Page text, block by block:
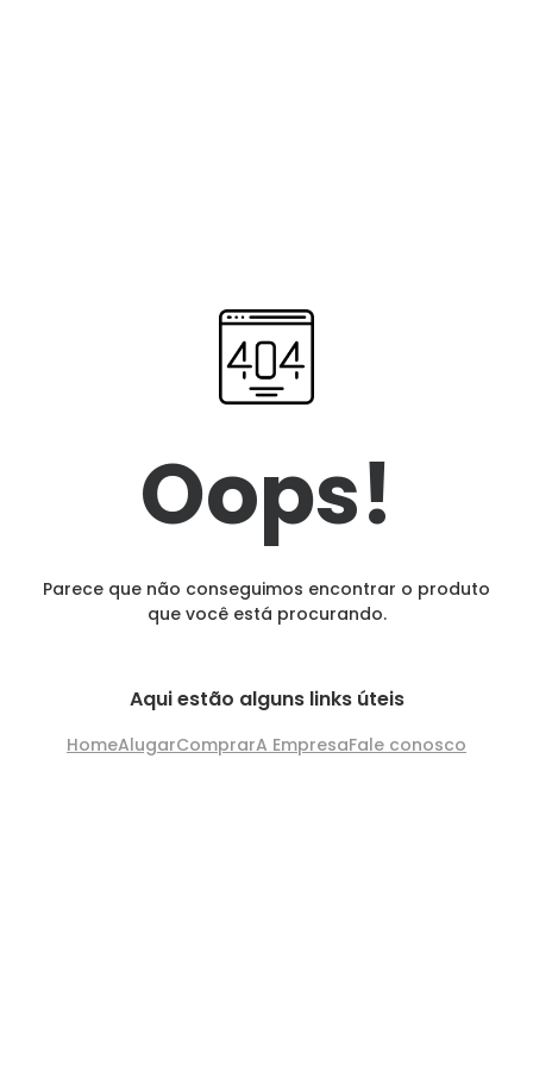
Oops!
Parece que não conseguimos encontrar o produto
que você está procurando.
Aqui estão alguns links úteis
HomeAlugarComprarA EmpresaFale conosco